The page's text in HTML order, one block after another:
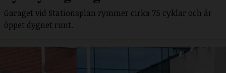
Garaget vid Stationsplan rymmer cirka 75 cyklar och är
öppet dygnet runt.